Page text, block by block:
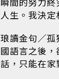
人生。我決
琅讀金句／
國語言之後
話，只能在